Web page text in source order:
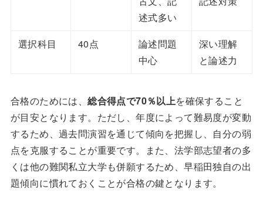
述式多い
選択科目 40点
論述問題
中心
深い理解
と論述力
合格のためには、総合得点で70％以上を確保すること
が目安となります。ただし、年度によって難易度が変動
するため、過去問演習を通じて傾向を把握し、自分の弱
点を克服することが重要です。また、法学部志望者の多
くは他の難関私立大学も併願するため、早稲田独自の出
題傾向に慣れておくことが合格の鍵となります。